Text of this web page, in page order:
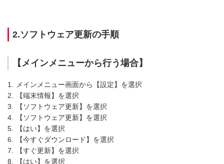
2.ソフトウェア更新の手順
【メインメニューから行う場合】
1.
メインメニュー画面から【設定】を選択
2.
【端末情報】を選択
3.
【ソフトウェア更新】を選択
4.
【ソフトウェア更新】を選択
5.
【はい】を選択
6.
【今すぐダウンロード】を選択
7.
【すぐ更新】を選択
8.
【はい】を選択